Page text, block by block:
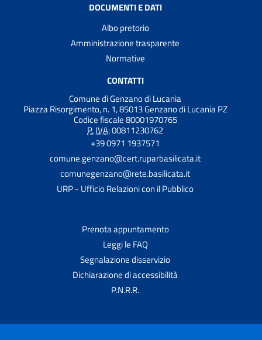
DOCUMENTI E DATI
Albo pretorio
Amministrazione trasparente
Normative
CONTATTI
Comune di Genzano di Lucania
Piazza Risorgimento, n. 1, 85013 Genzano di Lucania PZ
Codice fiscale 80001970765
P. IVA:00811230762
+39 0971 1937571
comune.genzano@cert.ruparbasilicata.it
comunegenzano@rete.basilicata.it
URP - Ufficio Relazioni con il Pubblico
Prenota appuntamento
Leggi le FAQ
Segnalazione disservizio
Dichiarazione di accessibilità
P.N.R.R.